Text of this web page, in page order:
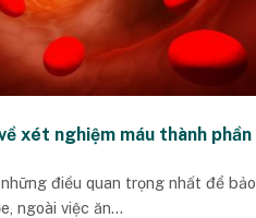
xét nghiệm máu thành phần
điều quan trọng nhất để bảo
ngoài việc ăn...